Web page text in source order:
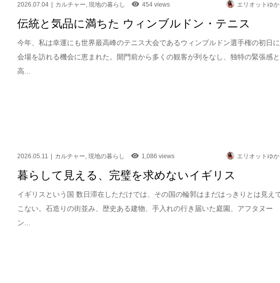
2026.07.04 カルチャー,現地の暮らし 454 views エリオットゆか
伝統と気品に満ちた ウィンブルドン・テニス
今年、私は幸運にも世界最高峰のテニス大会であるウィンブルドン選手権の初日に
会場を訪れる機会に恵まれた。開門前から多くの観客が列をなし、独特の緊張感と
高...
2026.05.11 カルチャー,現地の暮らし 1,086 views エリオットゆか
暮らして見える、完璧を求めないイギリス
イギリスという国 数日滞在しただけでは、その国の輪郭はまだはっきりとは見え
こない。石造りの街並み、歴史ある建物、手入れの行き届いた庭園、アフタヌー
ン...